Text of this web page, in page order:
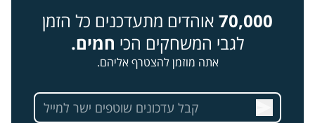
70,000 אוהדים מתעדכנים כל הזמן
לגבי המשחקים הכי חמים.
אתה מוזמן להצטרף אליהם.